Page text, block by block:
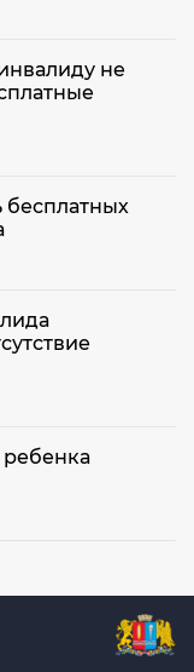
не
бесплатных